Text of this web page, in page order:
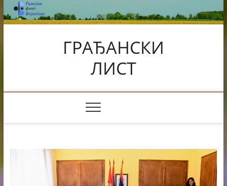
Skip
to
content
ГРАЂАНСКИ
ЛИСТ